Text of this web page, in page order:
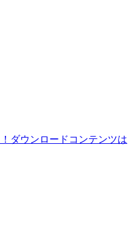
ダウンロードコンテンツは